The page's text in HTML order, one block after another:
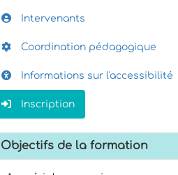
Intervenants
Coordination pédagogique
Informations sur l'accessibilité
Inscription
Objectifs de la formation